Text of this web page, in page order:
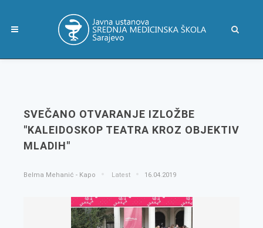
SVEČANO OTVARANJE IZLOŽBE
"KALEIDOSKOP TEATRA KROZ OBJEKTIV
MLADIH"
Belma Mehanić - Kapo Latest 16.04.2019